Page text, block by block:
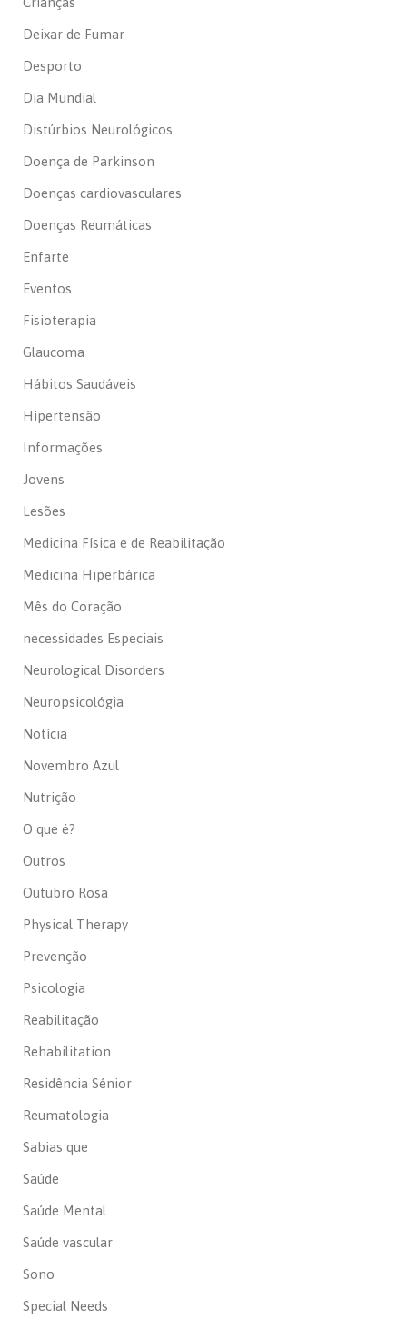
Deixar de Fumar
Desporto
Dia Mundial
Distúrbios Neurológicos
Doença de Parkinson
Doenças cardiovasculares
Doenças Reumáticas
Enfarte
Eventos
Fisioterapia
Glaucoma
Hábitos Saudáveis
Hipertensão
Informações
Jovens
Lesões
Medicina Física e de Reabilitação
Medicina Hiperbárica
Mês do Coração
necessidades Especiais
Neurological Disorders
Neuropsicológia
Notícia
Novembro Azul
Nutrição
O que é?
Outros
Outubro Rosa
Physical Therapy
Prevenção
Psicologia
Reabilitação
Rehabilitation
Residência Sénior
Reumatologia
Sabias que
Saúde
Saúde Mental
Saúde vascular
Sono
Special Needs